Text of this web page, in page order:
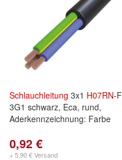
Schlauchleitung 3x1 H07RN-F
3G1 schwarz, Eca, rund,
Aderkennzeichnung: Farbe
0,92 €
+ 5,90 € Versand